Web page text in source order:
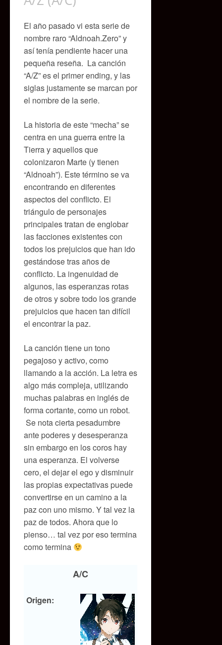
El año pasado vi esta serie de
nombre raro “Aldnoah.Zero” y
así tenía pendiente hacer una
pequeña reseña. La canción
“A/Z” es el primer ending, y las
siglas justamente se marcan por
el nombre de la serie.
La historia de este “mecha” se
centra en una guerra entre la
Tierra y aquellos que
colonizaron Marte (y tienen
“Aldnoah”). Este término se va
encontrando en diferentes
aspectos del conflicto. El
triángulo de personajes
principales tratan de englobar
las facciones existentes con
todos los prejuicios que han ido
gestándose tras años de
conflicto. La ingenuidad de
algunos, las esperanzas rotas
de otros y sobre todo los grande
prejuicios que hacen tan difícil
el encontrar la paz.
La canción tiene un tono
pegajoso y activo, como
llamando a la acción. La letra es
algo más compleja, utilizando
muchas palabras en inglés de
forma cortante, como un robot.
Se nota cierta pesadumbre
ante poderes y desesperanza
sin embargo en los coros hay
una esperanza. El volverse
cero, el dejar el ego y disminuir
las propias expectativas puede
convertirse en un camino a la
paz con uno mismo. Y tal vez la
paz de todos. Ahora que lo
pienso… tal vez por eso termina
como termina
A/C
Origen: